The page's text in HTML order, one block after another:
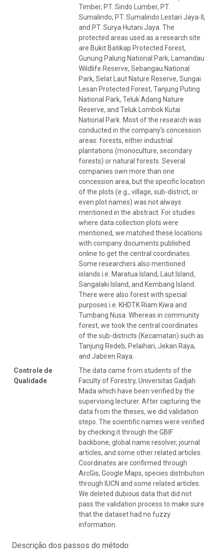
Timber, PT. Sindo Lumber, PT.
Sumalindo, PT. Sumalindo Lestari Jaya-II,
and PT. Surya Hutani Jaya. The
protected areas used as a research site
are Bukit Batikap Protected Forest,
Gunung Palung National Park, Lamandau
Wildlife Reserve, Sebangau National
Park, Selat Laut Nature Reserve, Sungai
Lesan Protected Forest, Tanjung Puting
National Park, Teluk Adang Nature
Reserve, and Teluk Lombok Kutai
National Park. Most of the research was
conducted in the company's concession
areas: forests, either industrial
plantations (monoculture, secondary
forests) or natural forests. Several
companies own more than one
concession area, but the specific location
of the plots (e.g., village, sub-district, or
even plot names) was not always
mentioned in the abstract. For studies
where data collection plots were
mentioned, we matched these locations
with company documents published
online to get the central coordinates.
Some researchers also mentioned
islands i.e. Maratua Island, Laut Island,
Sangalaki Island, and Kembang Island.
There were also forest with special
purposes i.e. KHDTK Riam Kiwa and
Tumbang Nusa. Whereas in community
forest, we took the central coordinates
of the sub-districts (Kecamatan) such as
Tanjung Redeb, Pelaihari, Jekan Raya,
and Jabiren Raya.
Controle de
Qualidade
The data came from students of the
Faculty of Forestry, Universitas Gadjah
Mada which have been verified by the
supervising lecturer. After capturing the
data from the theses, we did validation
steps. The scientific names were verified
by checking it through the GBIF
backbone, global name resolver, journal
articles, and some other related articles.
Coordinates are confirmed through
ArcGis, Google Maps, species distribution
through IUCN and some related articles.
We deleted dubious data that did not
pass the validation process to make sure
that the dataset had no fuzzy
information.
Descrição dos passos do método: